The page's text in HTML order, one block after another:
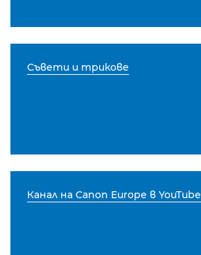
Съвети и трикове
Канал на Canon Europe в YouTube